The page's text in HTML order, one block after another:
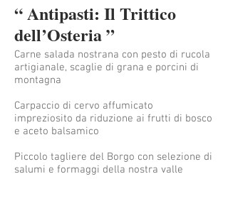
“ Antipasti: Il Trittico
dell’Osteria ”
Carne salada nostrana con pesto di rucola
artigianale, scaglie di grana e porcini di
montagna
Carpaccio di cervo affumicato
impreziosito da riduzione ai frutti di bosco
e aceto balsamico
Piccolo tagliere del Borgo con selezione di